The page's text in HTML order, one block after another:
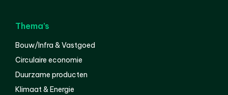
Thema’s
Bouw/Infra & Vastgoed
Circulaire economie
Duurzame producten
Klimaat & Energie